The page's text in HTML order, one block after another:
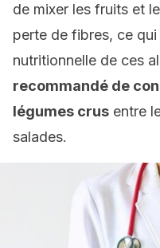
de mixer les fruits et
perte de fibres, ce
nutritionnelle de ces
recommandé de
légumes crus entre
salades.